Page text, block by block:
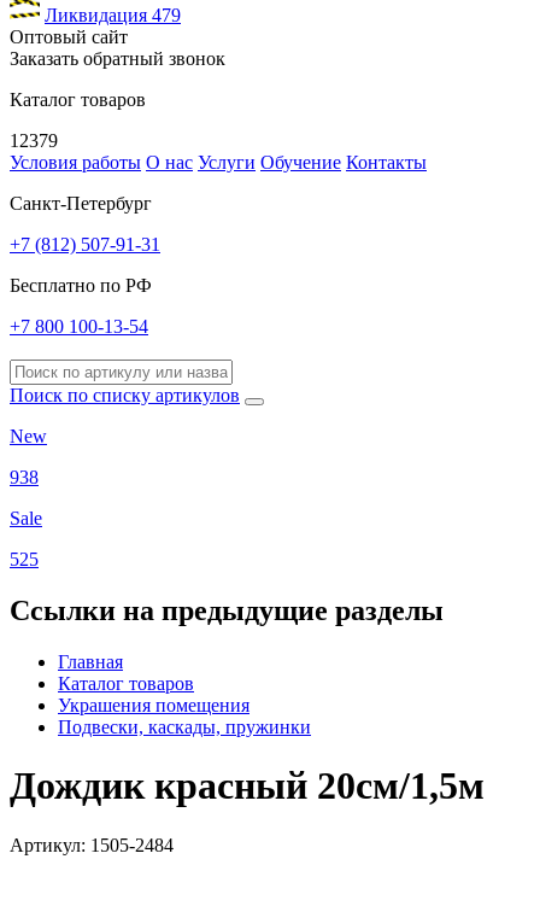
Ликвидация 479
Оптовый сайт
Заказать обратный звонок
Каталог товаров
12379
Условия работы О нас Услуги Обучение Контакты
Санкт-Петербург
+7 (812) 507-91-31
Бесплатно по РФ
+7 800 100-13-54
Поиск по списку артикулов
New
938
Sale
525
Ссылки на предыдущие разделы
Главная
Каталог товаров
Украшения помещения
Подвески, каскады, пружинки
Дождик красный 20см/1,5м
Артикул: 1505-2484